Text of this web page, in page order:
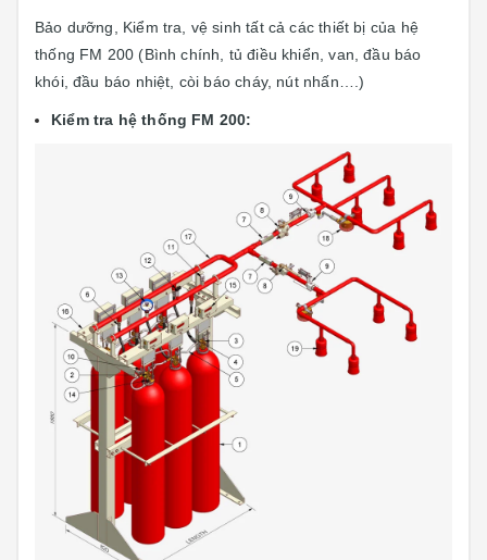
Bảo dưỡng, Kiểm tra, vệ sinh tất cả các thiết bị của hệ
thống FM 200 (Bình chính, tủ điều khiển, van, đầu báo
khói, đầu báo nhiệt, còi báo cháy, nút nhấn….)
Kiểm tra hệ thống FM 200: